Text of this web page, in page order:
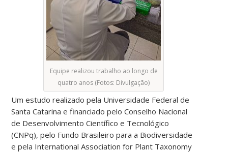
Equipe realizou trabalho ao longo de
quatro anos (Fotos: Divulgação)
Um estudo realizado pela Universidade Federal de
Santa Catarina e financiado pelo Conselho Nacional
de Desenvolvimento Científico e Tecnológico
(CNPq), pelo Fundo Brasileiro para a Biodiversidade
e pela International Association for Plant Taxonomy